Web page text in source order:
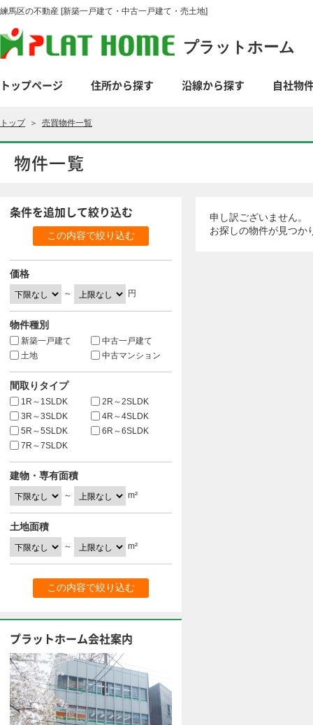
練馬区の不動産 [新築一戸建て・中古一戸建て・売土地]
プラットホーム
トップページ 住所から探す 沿線から探す 自社物
トップ＞ 売買物件一覧
物件一覧
申し訳ございません。
お探しの物件が見つか
条件を追加して絞り込む
価格
～ 円
物件種別
新築一戸建て
中古一戸建て
土地
中古マンション
間取りタイプ
1R～1SLDK
2R～2SLDK
3R～3SLDK
4R～4SLDK
5R～5SLDK
6R～6SLDK
7R～7SLDK
建物・専有面積
～ m²
土地面積
～ m²
プラットホーム会社案内